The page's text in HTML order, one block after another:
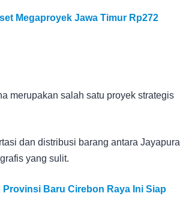
Megaproyek Jawa Timur Rp272
merupakan salah satu proyek strategis
dan distribusi barang antara Jayapura
yang sulit.
Baru Cirebon Raya Ini Siap